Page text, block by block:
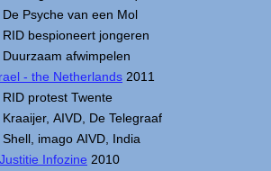
De Psyche van een Mol
RID bespioneert jongeren
Duurzaam afwimpelen
- the Netherlands 2011
RID protest Twente
Kraaijer, AIVD, De Telegraaf
Shell, imago AIVD, India
Infozine 2010